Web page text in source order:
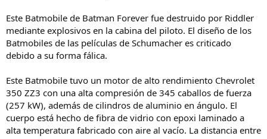
Este Batmobile de Batman Forever fue destruido por Riddler
mediante explosivos en la cabina del piloto. El diseño de los
Batmobiles de las películas de Schumacher es criticado
debido a su forma fálica.
Este Batmobile tuvo un motor de alto rendimiento Chevrolet
350 ZZ3 con una alta compresión de 345 caballos de fuerza
(257 kW), además de cilindros de aluminio en ángulo. El
cuerpo está hecho de fibra de vidrio con epoxi laminado a
alta temperatura fabricado con aire al vacío. La distancia entre